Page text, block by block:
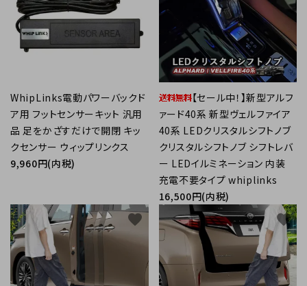
WhipLinks電動パワーバックド
ア用 フットセンサーキット 汎用
品 足をかざすだけで開閉 キッ
クセンサー ウィップリンクス
9,960円(内税)
【セール中！】新型アルフ
ァード40系 新型ヴェルファイア
40系 LEDクリスタルシフトノブ
クリスタルシフトノブ シフトレバ
ー LEDイルミネーション 内装
充電不要タイプ whiplinks
16,500円(内税)
favorite favorite